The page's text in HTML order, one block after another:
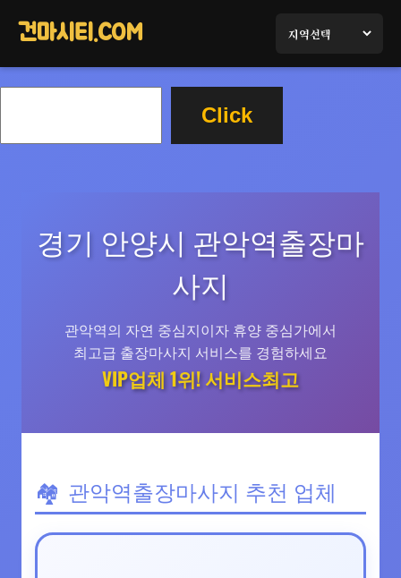
가
건마시티.COM
Click
경기 안양시 관악역출장마
사지
관악역의 자연 중심지이자 휴양 중심가에서
최고급 출장마사지 서비스를 경험하세요
VIP업체 1위! 서비스최고
관악역출장마사지 추천 업체